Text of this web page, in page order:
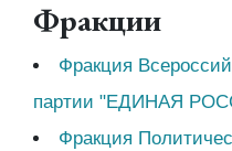
Фракции
Фракция
партии "ЕДИНАЯ
Фракция